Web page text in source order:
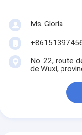
Ms. Gloria
No. 22, route
de Wuxi,